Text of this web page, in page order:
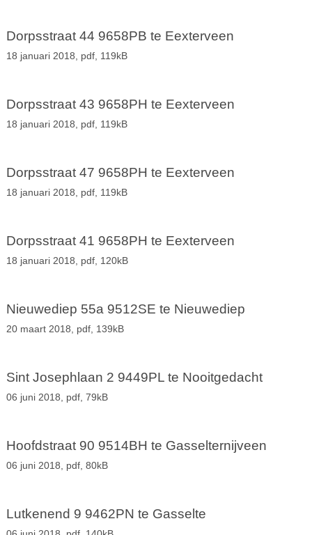
Dorpsstraat 44 9658PB te Eexterveen
18 januari 2018, pdf, 119kB
Dorpsstraat 43 9658PH te Eexterveen
18 januari 2018, pdf, 119kB
Dorpsstraat 47 9658PH te Eexterveen
18 januari 2018, pdf, 119kB
Dorpsstraat 41 9658PH te Eexterveen
18 januari 2018, pdf, 120kB
Nieuwediep 55a 9512SE te Nieuwediep
20 maart 2018, pdf, 139kB
Sint Josephlaan 2 9449PL te Nooitgedacht
06 juni 2018, pdf, 79kB
Hoofdstraat 90 9514BH te Gasselternijveen
06 juni 2018, pdf, 80kB
Lutkenend 9 9462PN te Gasselte